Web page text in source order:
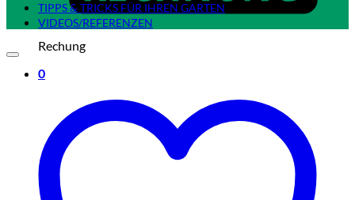
Rechung
0
TIPPS & TRICKS FÜR IHREN GARTEN
VIDEOS/REFERENZEN